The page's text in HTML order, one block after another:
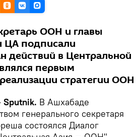
ООН и главы
ЦА подписали
действий в Центральной
первым
стратегии ООН
В Ашхабаде
генерального секретаря
состоялся Диалог